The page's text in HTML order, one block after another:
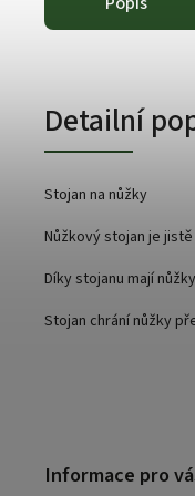
Detailní
Stojan na nůžky
Nůžkový stojan je
Díky stojanu mají
Stojan chrání nůžky
Informace pro